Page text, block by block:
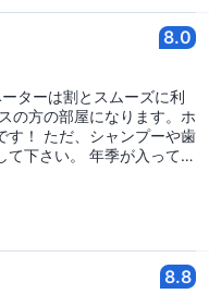
8.0
ターは割とスムーズに利
の方の部屋になります。ホ
す！ ただ、シャンプーや歯
て下さい。 年季が入ってま
毎日してくれました。
8.8